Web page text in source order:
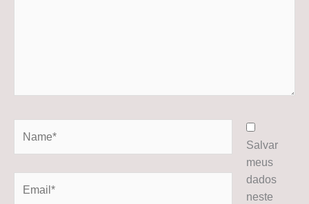
Salvar
meus
dados
neste